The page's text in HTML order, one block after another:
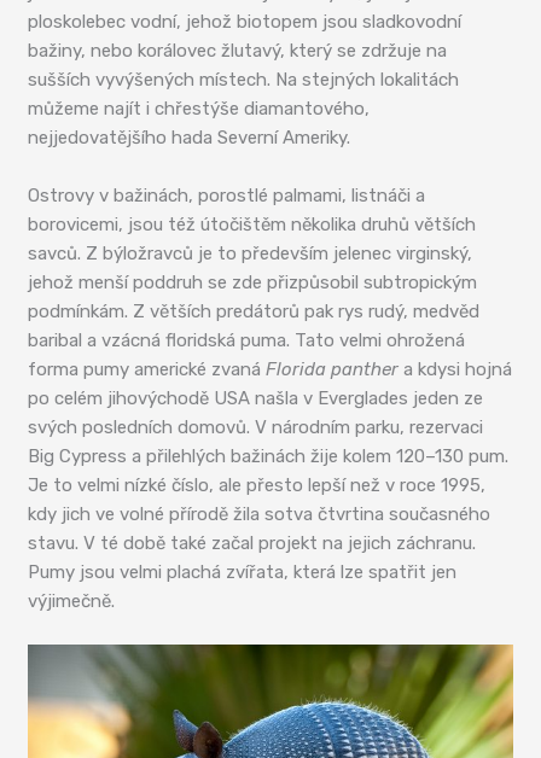
ploskolebec vodní, jehož biotopem jsou sladkovodní
bažiny, nebo korálovec žlutavý, který se zdržuje na
sušších vyvýšených místech. Na stejných lokalitách
můžeme najít i chřestýše diamantového,
nejjedovatějšího hada Severní Ameriky.
Ostrovy v bažinách, porostlé palmami, listnáči a
borovicemi, jsou též útočištěm několika druhů větších
savců. Z býložravců je to především jelenec virginský,
jehož menší poddruh se zde přizpůsobil subtropickým
podmínkám. Z větších predátorů pak rys rudý, medvěd
baribal a vzácná floridská puma. Tato velmi ohrožená
forma pumy americké zvanáFlorida panther a kdysi hojná
po celém jihovýchodě USA našla v Everglades jeden ze
svých posledních domovů. V národním parku, rezervaci
Big Cypress a přilehlých bažinách žije kolem 120–130 pum.
Je to velmi nízké číslo, ale přesto lepší než v roce 1995,
kdy jich ve volné přírodě žila sotva čtvrtina současného
stavu. V té době také začal projekt na jejich záchranu.
Pumy jsou velmi plachá zvířata, která lze spatřit jen
výjimečně.